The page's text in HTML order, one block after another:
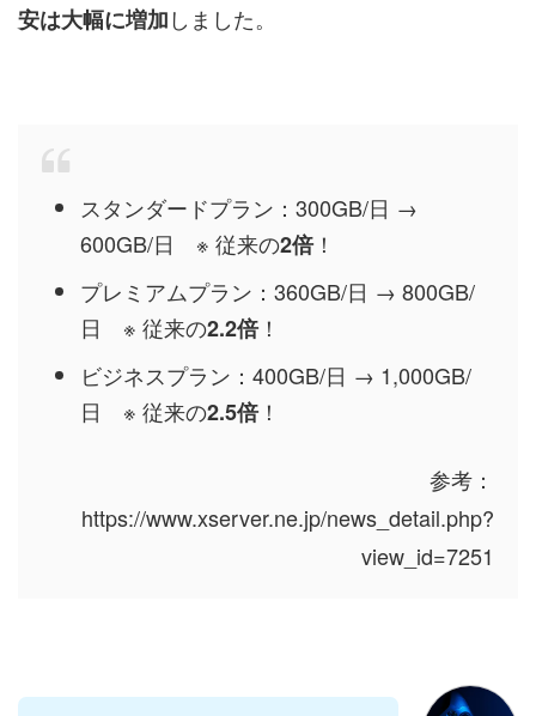
安は大幅に増加しました。
スタンダードプラン：300GB/日 →
600GB/日 ※ 従来の2倍！
プレミアムプラン：360GB/日 → 800GB/
日 ※ 従来の2.2倍！
ビジネスプラン：400GB/日 → 1,000GB/
日 ※ 従来の2.5倍！
参考：
https://www.xserver.ne.jp/news_detail.php?
view_id=7251